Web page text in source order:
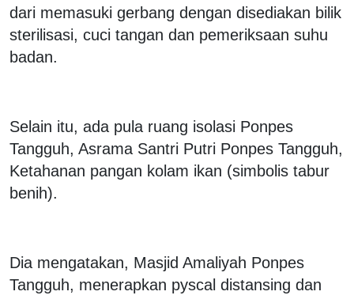
dari memasuki gerbang dengan disediakan bilik
sterilisasi, cuci tangan dan pemeriksaan suhu
badan.
Selain itu, ada pula ruang isolasi Ponpes
Tangguh, Asrama Santri Putri Ponpes Tangguh,
Ketahanan pangan kolam ikan (simbolis tabur
benih).
Dia mengatakan, Masjid Amaliyah Ponpes
Tangguh, menerapkan pyscal distansing dan